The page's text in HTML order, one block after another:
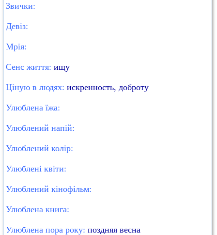
Звички:
Девіз:
Мрія:
Сенс життя: ищу
Ціную в людях: искренность, доброту
Улюблена їжа:
Улюблений напій:
Улюблений колір:
Улюблені квіти:
Улюблений кінофільм:
Улюблена книга:
Улюблена пора року: поздняя весна